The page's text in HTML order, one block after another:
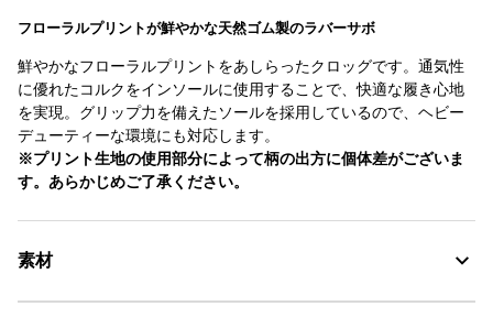
フローラルプリントが鮮やかな天然ゴム製のラバーサボ
鮮やかなフローラルプリントをあしらったクロッグです。通気性
に優れたコルクをインソールに使用することで、快適な履き心地
を実現。グリップ力を備えたソールを採用しているので、ヘビー
デューティーな環境にも対応します。
※プリント生地の使用部分によって柄の出方に個体差がございま
す。あらかじめご了承ください。
素材